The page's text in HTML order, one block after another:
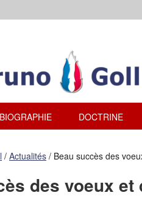
BIOGRAPHIE DOCTRINE
/ Actualités / Beau succès des
des voeux